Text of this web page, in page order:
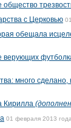
общество
с Церковью
обещала
верующих
много
Кирилла
01 февраля 2013